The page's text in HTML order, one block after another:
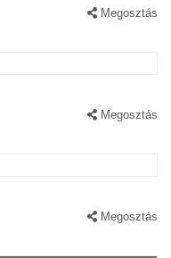
Megosztás
Megosztás
Megosztás